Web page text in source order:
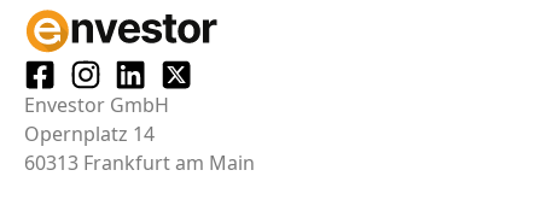
Envestor GmbH
Opernplatz 14
60313 Frankfurt am Main